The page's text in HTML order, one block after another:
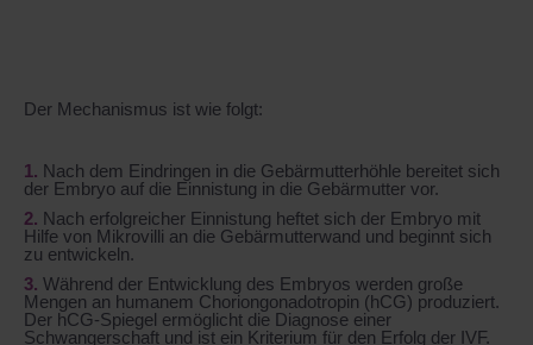
Der Mechanismus ist wie folgt:
Nach dem Eindringen in die Gebärmutterhöhle bereitet sich
der Embryo auf die Einnistung in die Gebärmutter vor.
Nach erfolgreicher Einnistung heftet sich der Embryo mit
Hilfe von Mikrovilli an die Gebärmutterwand und beginnt sich
zu entwickeln.
Während der Entwicklung des Embryos werden große
Mengen an humanem Choriongonadotropin (hCG) produziert.
Der hCG-Spiegel ermöglicht die Diagnose einer
Schwangerschaft und ist ein Kriterium für den Erfolg der IVF.